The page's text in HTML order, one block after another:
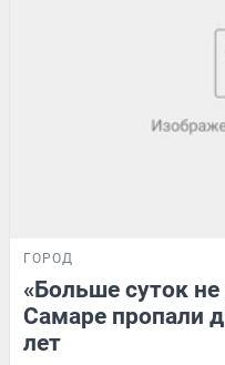
ГОРОД
«Больше суток
Самаре пропали
лет